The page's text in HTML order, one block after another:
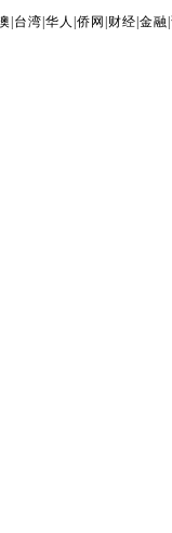
台湾 |华人 |侨网 财经 |金融 |